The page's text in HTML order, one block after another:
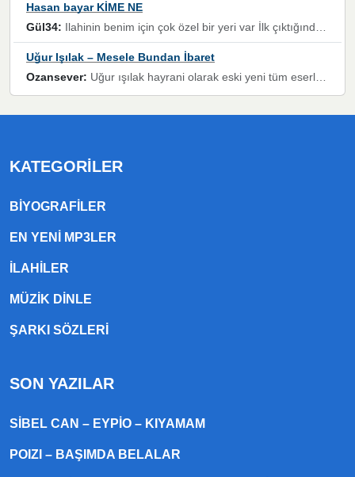
Hasan bayar KİME NE
Gül34: Ilahinin benim için çok özel bir yeri var İlk çıktığında komşum ne kadar yüksek sesle dinliyorsa orada duymuştum ve YouTube'dan aratıp Bu ilahiyi bulmuştum ve sonra müdavimi oldum günlük Ben de 3-5 kere dinleyip ezberleyip artık ilahiye bende eşlik ediyorum yüksek sesle Allah razı olsun hizmet nimettir Rabbim sizin zahmetlerinize de hayırlı nimetler versin Selam ve dua ile Allah'a emanet olun
Uğur Işılak – Mesele Bundan İbaret
Ozansever: Uğur ışılak hayrani olarak eski yeni tüm eserlerini keyifle huzurla dinleyenlerden birisiyim, emeğine saygı duyan gönül veren bunu en güzel şekilde sevenlerine ulaştıran siz değerli sayfa yöneticilerine de teşekkür ederim
KATEGORILER
BIYOGRAFILER
EN YENI MP3LER
ILAHILER
MÜZIK DINLE
ŞARKI SÖZLERI
SON YAZILAR
SIBEL CAN – EYPIO – KIYAMAM
POIZI – BAŞIMDA BELALAR